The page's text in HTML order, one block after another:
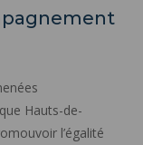
Hauts-de-
l’égalité